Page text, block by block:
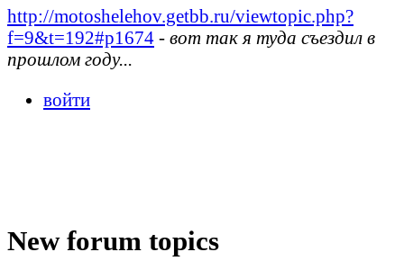
http://motoshelehov.getbb.ru/viewtopic.php?
f=9&t=192#p1674 - вот так я туда съездил в
прошлом году...
войти
New forum topics